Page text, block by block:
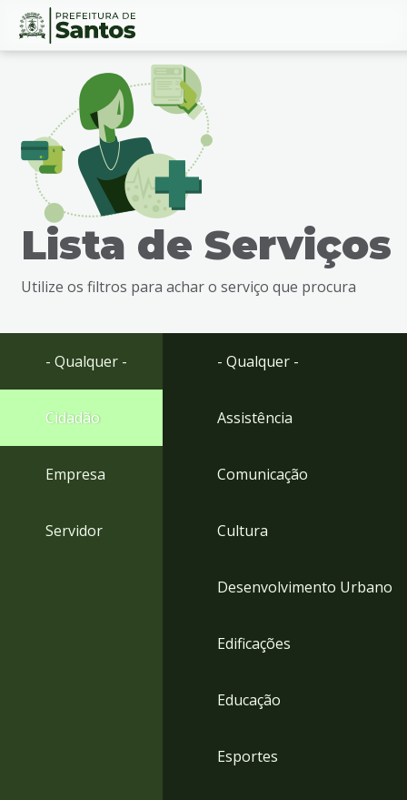
Ir
busca
Ir
rodapé
Conteúdo
Lista de Serviços
Utilize os filtros para achar o serviço que procura
- Qualquer -
Cidadão
Empresa
Servidor
- Qualquer -
Assistência
Comunicação
Cultura
Desenvolvimento Urbano
Edificações
Educação
Esportes